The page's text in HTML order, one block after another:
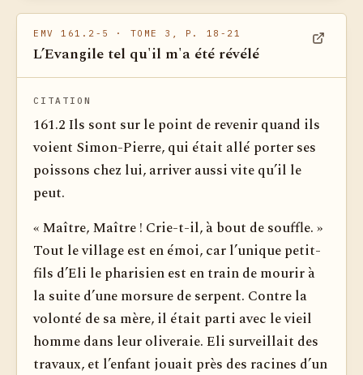
EMV 161.2-5 · TOME 3, P. 18-21
L’Evangile tel qu'il m'a été révélé
CITATION
161.2 Ils sont sur le point de revenir quand ils
voient Simon-Pierre, qui était allé porter ses
poissons chez lui, arriver aussi vite qu’il le
peut.
« Maître, Maître ! Crie-t-il, à bout de souffle. »
Tout le village est en émoi, car l’unique petit-
fils d’Eli le pharisien est en train de mourir à
la suite d’une morsure de serpent. Contre la
volonté de sa mère, il était parti avec le vieil
homme dans leur oliveraie. Eli surveillait des
travaux, et l’enfant jouait près des racines d’un